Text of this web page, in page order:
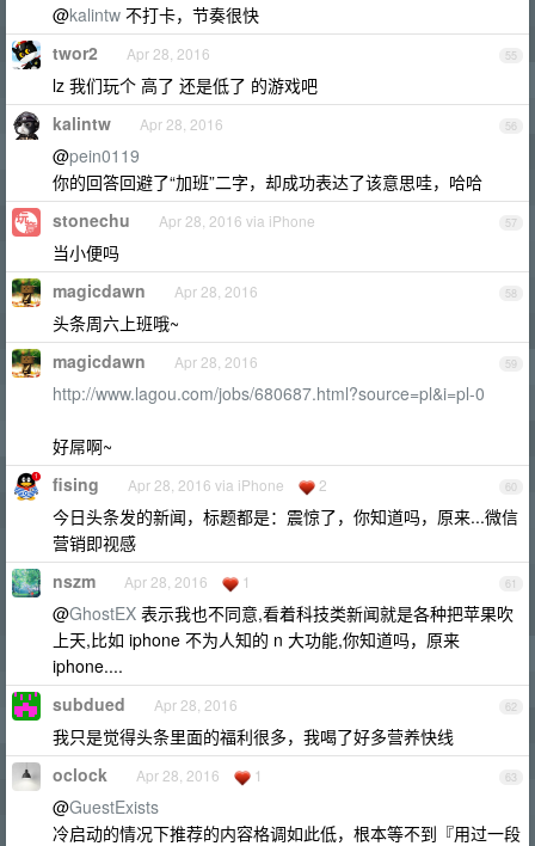
@kalintw 不打卡，节奏很快
55
twor2 Apr 28, 2016
lz 我们玩个 高了 还是低了 的游戏吧
56
kalintw Apr 28, 2016
@pein0119
你的回答回避了“加班”二字，却成功表达了该意思哇，哈哈
57
stonechu Apr 28, 2016 via iPhone
当小便吗
58
magicdawn Apr 28, 2016
头条周六上班哦~
59
magicdawn Apr 28, 2016
http://www.lagou.com/jobs/680687.html?source=pl&i=pl-0
好屌啊~
60
fising Apr 28, 2016 via iPhone 2
今日头条发的新闻，标题都是：震惊了，你知道吗，原来...微信
营销即视感
61
nszm Apr 28, 2016 1
@GhostEX 表示我也不同意,看着科技类新闻就是各种把苹果吹
上天,比如 iphone 不为人知的 n 大功能,你知道吗，原来
iphone....
62
subdued Apr 28, 2016
我只是觉得头条里面的福利很多，我喝了好多营养快线
63
oclock Apr 28, 2016 1
@GuestExists
冷启动的情况下推荐的内容格调如此低，根本等不到『用过一段